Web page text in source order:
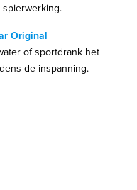
spierwerking.
Original
of sportdrank het
de inspanning.